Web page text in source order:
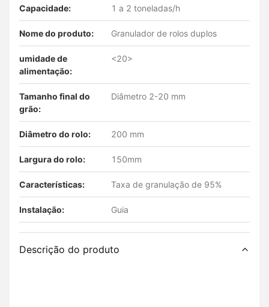
Capacidade: 1 a 2 toneladas/h
Nome do produto: Granulador de rolos duplos
umidade de
alimentação:
<20>
Tamanho final do
grão:
Diâmetro 2-20 mm
Diâmetro do rolo: 200 mm
Largura do rolo: 150mm
Características: Taxa de granulação de 95%
Instalação: Guia
Descrição do produto